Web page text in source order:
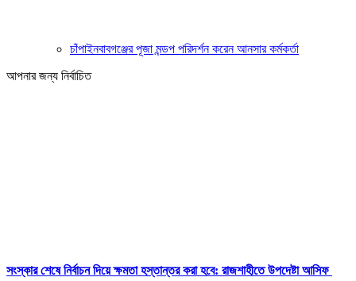
চাঁপাইনবাবগঞ্জের পূজা মন্ডপ পরিদর্শন করেন আনসার কর্মকর্তা
আপনার জন্য নির্বাচিত
সংস্কার শেষে নির্বাচন দিয়ে ক্ষমতা হস্তান্তর করা হবে: রাজশাহীতে উপদেষ্টা আসিফ